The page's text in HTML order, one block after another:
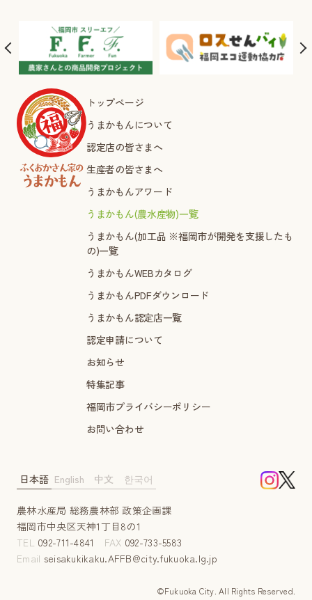
トップページ
うまかもんについて
認定店の皆さまへ
生産者の皆さまへ
うまかもんアワード
うまかもん(農水産物)一覧
うまかもん(加工品 ※福岡市が開発を支援したも
の)一覧
うまかもんWEBカタログ
うまかもんPDFダウンロード
うまかもん認定店一覧
認定申請について
お知らせ
特集記事
福岡市プライバシーポリシー
お問い合わせ
農林水産局 総務農林部 政策企画課
福岡市中央区天神1丁目8の1
TEL 092-711-4841 FAX 092-733-5583
Email seisakukikaku.AFFB@city.fukuoka.lg.jp
©Fukuoka City. AII Rights Reserved.
日本語 English 中文 한국어